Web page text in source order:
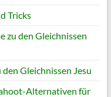
Tricks
zu den Gleichnissen
Gleichnissen Jesu
Alternativen für